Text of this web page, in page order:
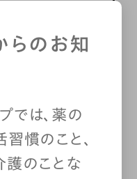
？
う言葉を
ますか？
トの距離
らのお知
では、薬の
習慣のこと、
護のことな